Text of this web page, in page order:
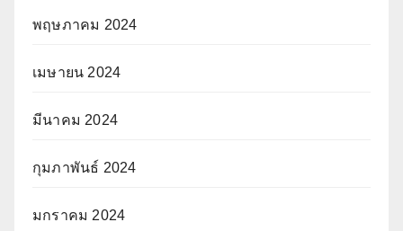
พฤษภาคม 2024
เมษายน 2024
มีนาคม 2024
กุมภาพันธ์ 2024
มกราคม 2024